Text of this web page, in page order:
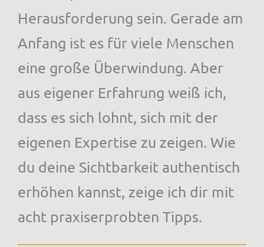
Herausforderung sein. Gerade am
Anfang ist es für viele Menschen
eine große Überwindung. Aber
aus eigener Erfahrung weiß ich,
dass es sich lohnt, sich mit der
eigenen Expertise zu zeigen. Wie
du deine Sichtbarkeit authentisch
erhöhen kannst, zeige ich dir mit
acht praxiserprobten Tipps.